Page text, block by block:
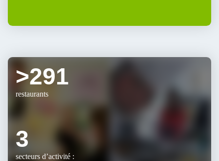
>291
restaurants
3
secteurs d’activité :